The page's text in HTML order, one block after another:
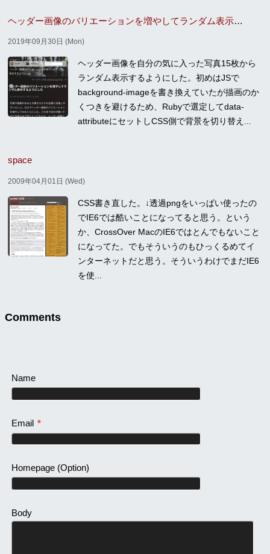
ヘッダー画像のバリエーションを増やしてランダム表示するようにした
2019年09月30日 (Mon)
ヘッダー画像を自分の気に入った写真15枚から
ランダム表示するようにした。初めはJSで
background-imageを書き換えていたが描画のか
くつきを避けるため、Rubyで選定してdata-
attributeにセットしCSS側で背景を切り替え...
space
2009年04月01日 (Wed)
CSS書き直した。↓透過pngをいっぱい使ったの
でIE6では酷いことになってると思う。という
か、CrossOver MacのIE6ではとんでもないこと
になってた。でもそういうのもひっくるめてイ
ンターネットだと思う。そういうわけでまだIE6
を使...
Comments
Name
Email *
Homepage(Option)
Body